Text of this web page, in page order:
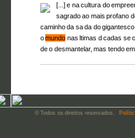
[...] e na cultura do
sagrado ao mais profano
caminho da sa da do
omundo nas ltimas d cadas se
de o desmantelar, mas tendo
© Todos os direitos reservados.